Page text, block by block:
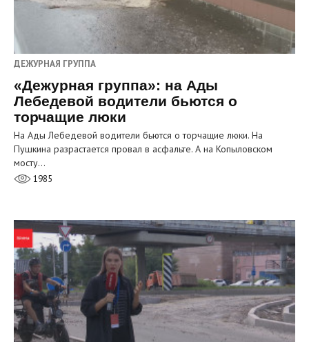
ДЕЖУРНАЯ ГРУППА
«Дежурная группа»: на Ады
Лебедевой водители бьются о
торчащие люки
На Ады Лебедевой водители бьются о торчащие люки. На
Пушкина разрастается провал в асфальте. А на Копыловском
мосту…
1985